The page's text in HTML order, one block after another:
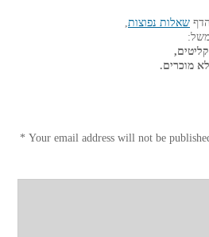
שאלות נפוצות,
מוכרים.
Your email address will not be
*